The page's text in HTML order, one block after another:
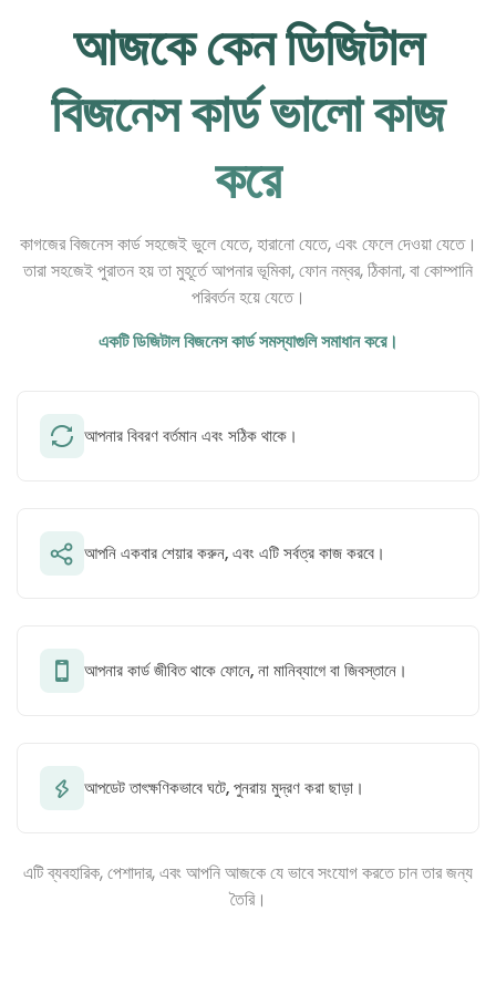
আজকে কেন ডিজিটাল
বিজনেস কার্ড ভালো কাজ
করে
কাগজের বিজনেস কার্ড সহজেই ভুলে যেতে, হারানো যেতে, এবং ফেলে দেওয়া যেতে।
তারা সহজেই পুরাতন হয় তা মুহূর্তে আপনার ভূমিকা, ফোন নম্বর, ঠিকানা, বা কোম্পানি
পরিবর্তন হয়ে যেতে।
একটি ডিজিটাল বিজনেস কার্ড সমস্যাগুলি সমাধান করে।
আপনার বিবরণ বর্তমান এবং সঠিক থাকে।
আপনি একবার শেয়ার করুন, এবং এটি সর্বত্র কাজ করবে।
আপনার কার্ড জীবিত থাকে ফোনে, না মানিব্যাগে বা জিবস্তানে।
আপডেট তাৎক্ষণিকভাবে ঘটে, পুনরায় মুদ্রণ করা ছাড়া।
এটি ব্যবহারিক, পেশাদার, এবং আপনি আজকে যে ভাবে সংযোগ করতে চান তার জন্য
তৈরি।